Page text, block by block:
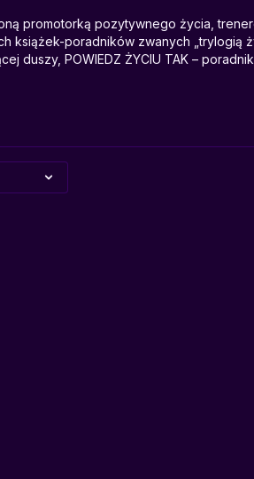
promotorką pozytywnego życia,
poradników zwanych „trylogią
duszy, POWIEDZ ŻYCIU TAK –